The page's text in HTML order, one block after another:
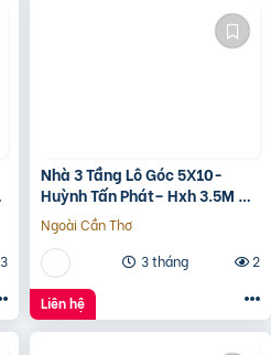
3
Nhà 3 Tầng Lô Góc 5X10-
Huỳnh Tấn Phát– Hxh 3.5M –
Kinh Doanh Tốt – Shr Hoàn
Công Đủ- Giá 3 Tỷ Hơn.
Ngoài Cần Thơ
3 tháng
2
Liên hệ